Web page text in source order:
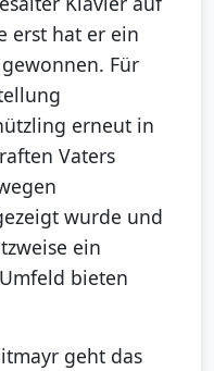
erst hat er ein
Für
erneut in
Vaters
wurde und
ein
bieten
geht das